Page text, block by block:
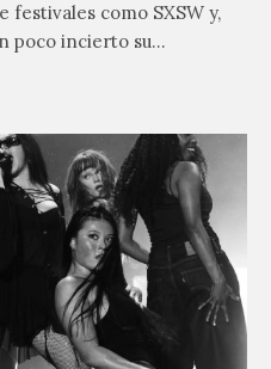
como SXSW y,
poco incierto su…